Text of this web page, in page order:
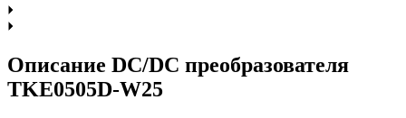
Описание DC/DC преобразователя
TKE0505D-W25